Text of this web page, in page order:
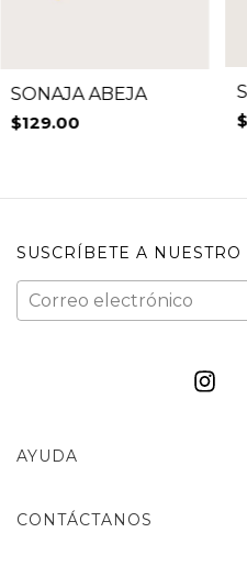
SONAJA ABEJA
$129.00
SUSCRÍBETE A
AYUDA
CONTÁCTANOS